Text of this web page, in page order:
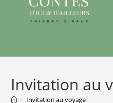
Invitation au
> Invitation au voyage